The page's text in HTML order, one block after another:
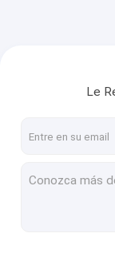
Pegamento
elemento
Elemento
Le